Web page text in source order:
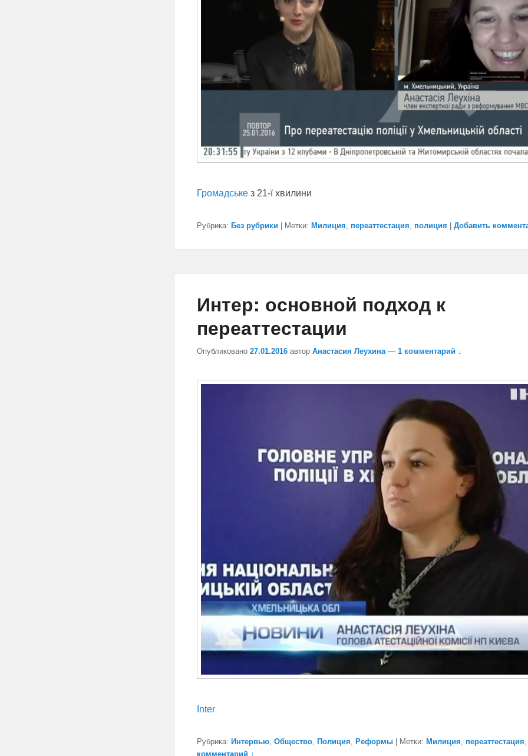
Громадськез 21-ї хвилини
Рубрика: Без рубрики Метки: Милиция, переаттестация, полиция Добавить
Интер: основной подход к
переаттестации
Опубликовано 27.01.2016 автор Анастасия Леухина — 1 комментарий ↓
Inter
Рубрика: Интервью, Общество, Полиция, Реформы Метки: Милиция, переаттестация
комментарий ↓